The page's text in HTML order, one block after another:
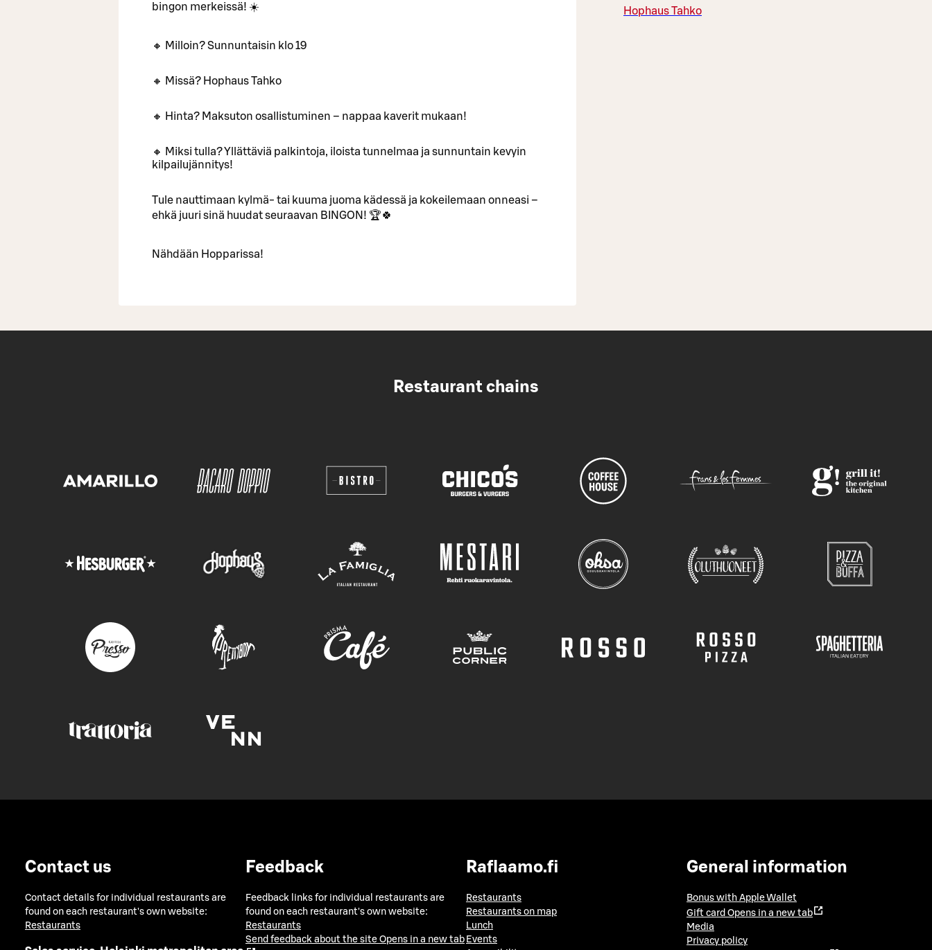
bingon merkeissä! ☀️
🔸 Milloin? Sunnuntaisin klo 19
🔸 Missä? Hophaus Tahko
🔸 Hinta? Maksuton osallistuminen – nappaa kaverit mukaan!
🔸 Miksi tulla? Yllättäviä palkintoja, iloista tunnelmaa ja sunnuntain kevyin
kilpailujännitys!
Tule nauttimaan kylmä- tai kuuma juoma kädessä ja kokeilemaan onneasi –
ehkä juuri sinä huudat seuraavan BINGON! 🏆🍀
Nähdään Hopparissa!
Hophaus Tahko
Restaurant chains
Contact us
Contact details for individual restaurants are
found on each restaurant's own website:
Restaurants
Feedback
Feedback links for individual restaurants are
found on each restaurant's own website:
Restaurants
Send feedback about the site Opens in a new tab
Raflaamo.fi
Restaurants
Restaurants on map
Lunch
Events
General information
Bonus with Apple Wallet
Gift card Opens in a new tab
Media
Privacy policy